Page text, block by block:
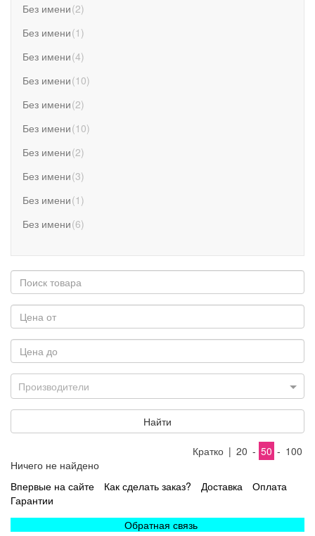
Без имени(2)
Без имени(1 )
Без имени(4)
Без имени(10)
Без имени(2)
Без имени(10)
Без имени(2)
Без имени(3)
Без имени(1 )
Без имени(6)
Производители
Найти
Кратко | 20 - 50 - 100
Ничего не найдено
Впервые на сайте
Как сделать заказ? Доставка
Оплата
Гарантии
Обратная связь